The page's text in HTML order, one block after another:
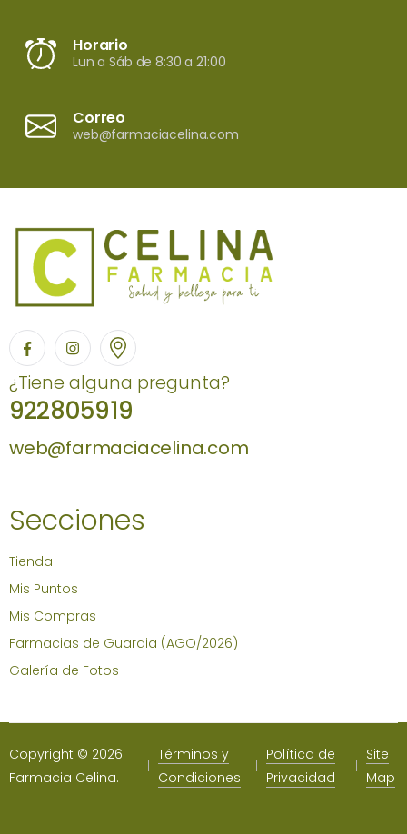
Horario
Lun a Sáb de 8:30 a 21:00
Correo
web@farmaciacelina.com
¿Tiene alguna pregunta?
922805919
web@farmaciacelina.com
Secciones
Tienda
Mis Puntos
Mis Compras
Farmacias de Guardia (AGO/2026)
Galería de Fotos
Copyright © 2026
Farmacia Celina.
Términos y
Condiciones
Política de
Privacidad
Site
Map